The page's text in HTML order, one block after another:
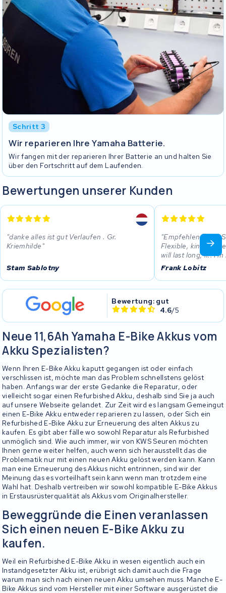
Schritt 3
Wir reparieren Ihre Yamaha Batterie.
Wir fangen mit der reparieren Ihrer Batterie an und halten Sie
über den Fortschritt auf dem Laufenden.
Bewertungen unserer Kunden
danke alles ist gut Verlaufen . Gr.
Kriemhilde
Stam Sablotny
Empfehlenswert!
Flexible, kind...
will last long, if.. I'm
Frank Lobitz
Bewertung: gut
4.6/5
Neue 11,6Ah Yamaha E-Bike Akkus vom
Akku Spezialisten?
Wenn Ihren E-Bike Akku kaputt gegangen ist oder einfach
verschlissen ist, möchte man das Problem schnellstens gelöst
haben. Anfangs war der erste Gedanke die Reparatur, oder
vielleicht sogar einen Refurbished Akku, deshalb sind Sie ja auch
auf unsere Webseite gelandet. Zur Zeit wird es langsam Gemeingut
einen E-Bike Akku entweder reparieren zu lassen, oder Sich ein
Refurbished E-Bike Akku zur Erneuerung des alten Akkus zu
kaufen. Es gibt aber fälle wo sowohl Reparatur als Refurbished
unmöglich sind. Wie auch immer, wir von KWS Seuren möchten
Ihnen gerne weiter helfen, auch wenn sich herausstellt das die
Problematik nur mit einen neuen Akku gelöst werden kann. Kann
man eine Erneuerung des Akkus nicht entrinnen, sind wir der
Meinung das es vorteilhaft sein kann wenn man trotzdem eine
Wahl hat. Deshalb vertreiben wir sowohl kompatible E-Bike Akkus
in Erstausrüsterqualität als Akkus vom Originalhersteller.
Beweggründe die Einen veranlassen
Sich einen neuen E-Bike Akku zu
kaufen.
Weil ein Refurbished E-Bike Akku in wesen eigentlich auch ein
Instandgesetzter Akku ist, erübrigt sich damit auch die Frage
warum man sich nach einen neuen Akku umsehen muss. Manche E-
Bike Akkus sind vom Hersteller mit einer Software ausgerüstet die